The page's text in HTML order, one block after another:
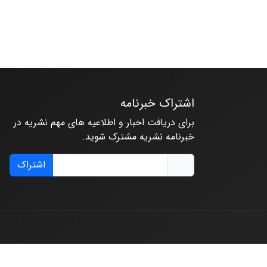
اشتراک خبرنامه
برای دریافت اخبار و اطلاعیه های مهم نشریه در
خبرنامه نشریه مشترک شوید.
اشتراک